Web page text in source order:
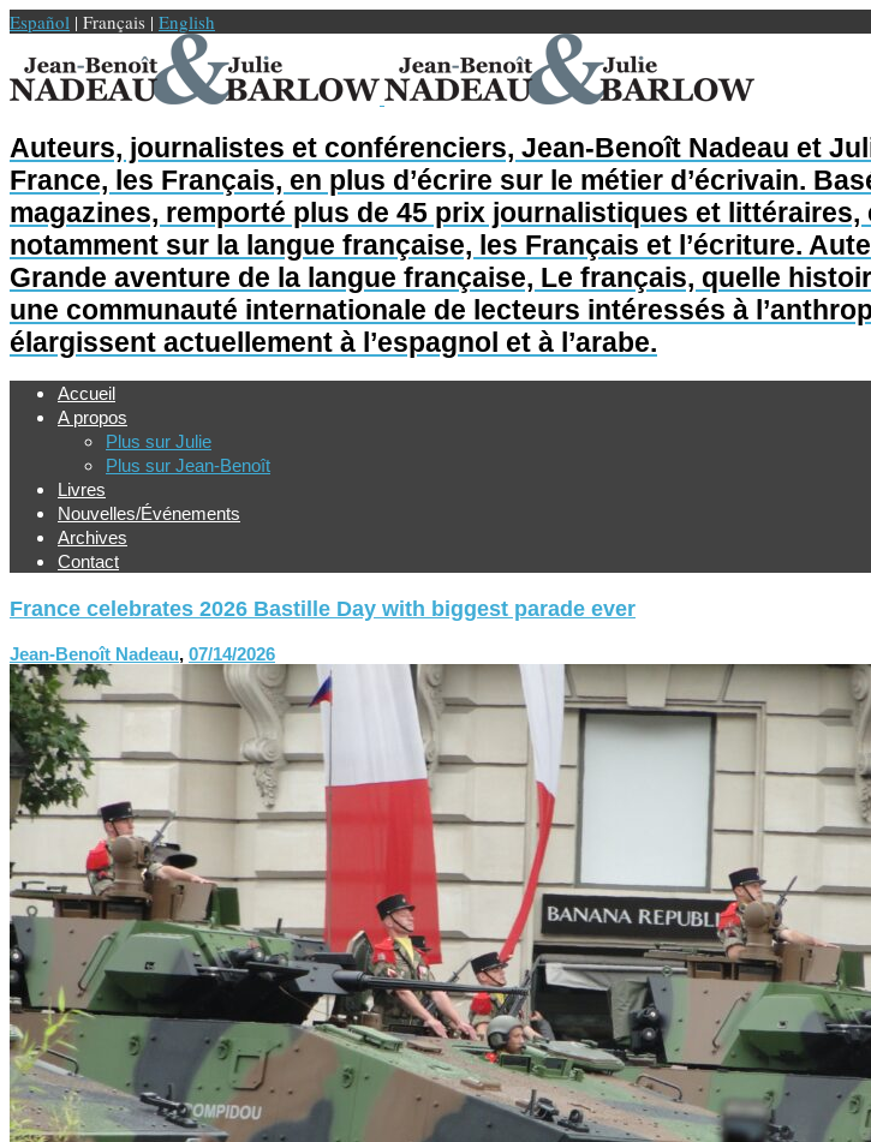
Español | Français | English
Auteurs, journalistes et conférenciers, Jean-Benoît Nadeau et
France, les Français, en plus d’écrire sur le métier d’écrivain.
magazines, remporté plus de 45 prix journalistiques et
notamment sur la langue française, les Français et l’écriture.
Grande aventure de la langue française, Le français, quelle
une communauté internationale de lecteurs intéressés à
élargissent actuellement à l’espagnol et à l’arabe.
Accueil
A propos
Plus sur Julie
Plus sur Jean-Benoît
Livres
Nouvelles/Événements
Archives
Contact
France celebrates 2026 Bastille Day with biggest parade ever
Jean-Benoît Nadeau, 07/14/2026